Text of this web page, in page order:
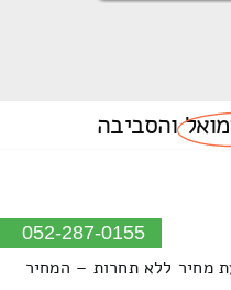
והסביבה
052-287-0155
מחיר ללא תחרות – המחיר